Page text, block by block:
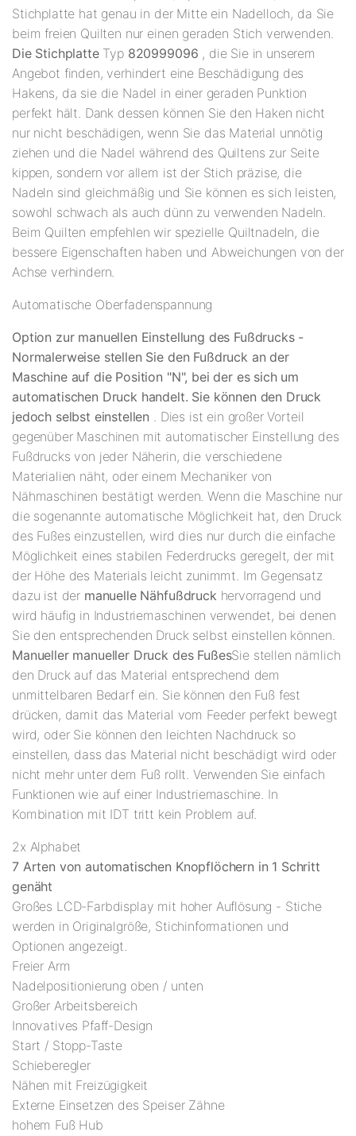
Stichplatte hat genau in der Mitte ein Nadelloch, da Sie
beim freien Quilten nur einen geraden Stich verwenden.
Die StichplatteTyp 820999096 , die Sie in unserem
Angebot finden, verhindert eine Beschädigung des
Hakens, da sie die Nadel in einer geraden Punktion
perfekt hält. Dank dessen können Sie den Haken nicht
nur nicht beschädigen, wenn Sie das Material unnötig
ziehen und die Nadel während des Quiltens zur Seite
kippen, sondern vor allem ist der Stich präzise, ​​die
Nadeln sind gleichmäßig und Sie können es sich leisten,
sowohl schwach als auch dünn zu verwenden Nadeln.
Beim Quilten empfehlen wir spezielle Quiltnadeln, die
bessere Eigenschaften haben und Abweichungen von der
Achse verhindern.
Automatische Oberfadenspannung
Option zur manuellen Einstellung des Fußdrucks -
Normalerweise stellen Sie den Fußdruck an der
Maschine auf die Position "N", bei der es sich um
automatischen Druck handelt. Sie können den Druck
jedoch selbst einstellen . Dies ist ein großer Vorteil
gegenüber Maschinen mit automatischer Einstellung des
Fußdrucks von jeder Näherin, die verschiedene
Materialien näht, oder einem Mechaniker von
Nähmaschinen bestätigt werden. Wenn die Maschine nur
die sogenannte automatische Möglichkeit hat, den Druck
des Fußes einzustellen, wird dies nur durch die einfache
Möglichkeit eines stabilen Federdrucks geregelt, der mit
der Höhe des Materials leicht zunimmt. Im Gegensatz
dazu ist der manuelle Nähfußdruck hervorragend und
wird häufig in Industriemaschinen verwendet, bei denen
Sie den entsprechenden Druck selbst einstellen können.
Manueller manueller Druck des FußesSie stellen nämlich
den Druck auf das Material entsprechend dem
unmittelbaren Bedarf ein. Sie können den Fuß fest
drücken, damit das Material vom Feeder perfekt bewegt
wird, oder Sie können den leichten Nachdruck so
einstellen, dass das Material nicht beschädigt wird oder
nicht mehr unter dem Fuß rollt. Verwenden Sie einfach
Funktionen wie auf einer Industriemaschine. In
Kombination mit IDT tritt kein Problem auf.
2x Alphabet
7 Arten von automatischen Knopflöchern in 1 Schritt
genäht
Großes LCD-Farbdisplay mit hoher Auflösung - Stiche
werden in Originalgröße, Stichinformationen und
Optionen angezeigt.
Freier Arm
Nadelpositionierung oben / unten
Großer Arbeitsbereich
Innovatives Pfaff-Design
Start / Stopp-Taste
Schieberegler
Nähen mit Freizügigkeit
Externe Einsetzen des Speiser Zähne
hohem Fuß Hub